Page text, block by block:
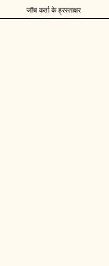
जॉच कर्ता के ह्रस्ताक्षर